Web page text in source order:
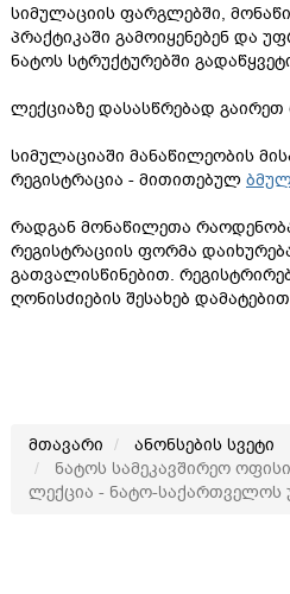
სიმულაციის ფარგლებში,
პრაქტიკაში გამოიყენებენ და
ნატოს სტრუქტურებში
ლექციაზე დასასწრებად გაირეთ
სიმულაციაში მანაწილეობის
რეგისტრაცია - მითითებულ
რადგან მონაწილეთა
რეგისტრაციის ფორმა
გათვალისწინებით.
ღონისძიების შესახებ
მთავარი
ანონსების სვეტი
ნატოს სამეკავშირეო
ლექცია - ნატო-საქართველოს